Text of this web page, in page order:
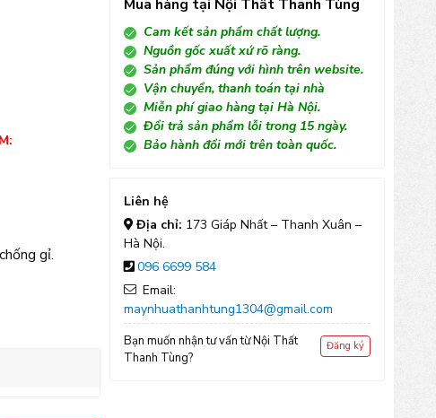
gỉ.
Mua hàng tại Nội Thất Thanh Tùng
Cam kết sản phẩm chất lượng.
Nguồn gốc xuất xứ rõ ràng.
Sản phẩm đúng với hình trên website.
Vận chuyển, thanh toán tại nhà
Miễn phí giao hàng tại Hà Nội.
Đổi trả sản phẩm lỗi trong 15 ngày.
Bảo hành đổi mới trên toàn quốc.
Liên hệ
Địa chỉ: 173 Giáp Nhất – Thanh Xuân –
Hà Nội.
096 6699 584
Email:
maynhuathanhtung1304@gmail.com
Bạn muốn nhận tư vấn từ Nội Thất
Thanh Tùng?
Đăng ký